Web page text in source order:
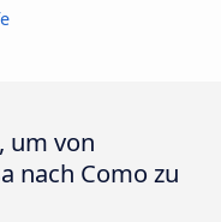
um von
nach Como zu